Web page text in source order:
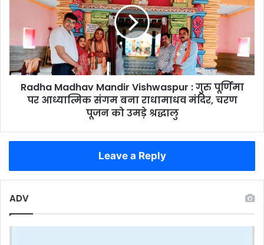
खाली
हाथ
लौट
रहे
किसान
Vishwaspur
पूर्णिमा
पर
आध्यात्मिक
संगम
चरण
उमड़े
Radha Madhav Mandir Vishwaspur : गुरु पूर्णिमा
पर आध्यात्मिक संगम बना राधामाधव मंदिर, चरण
पूजन को उमड़े श्रद्धालु
Leave a Reply
ADV